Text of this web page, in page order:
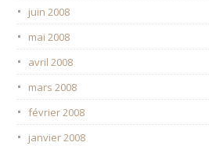
juin 2008
mai 2008
avril 2008
mars 2008
février 2008
janvier 2008